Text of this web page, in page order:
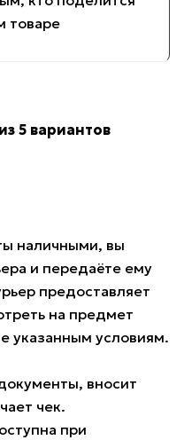
товаре
5 вариантов
наличными, вы
и передаёте ему
предоставляет
на предмет
указанным условиям.
вносит
чек.
при